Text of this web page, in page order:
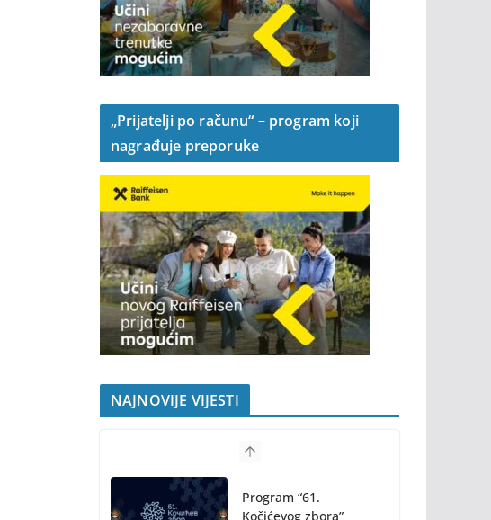
„Prijatelji po računu“ – program koji
nagrađuje preporuke
NAJNOVIJE VIJESTI
Program “61.
Kočićevog zbora”